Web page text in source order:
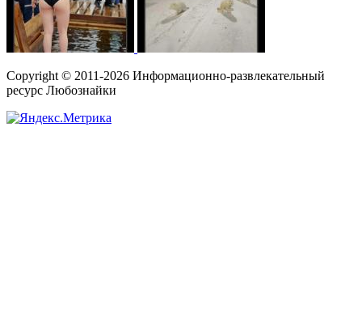
Copyright © 2011-2026 Информационно-развлекательный
ресурс Любознайки